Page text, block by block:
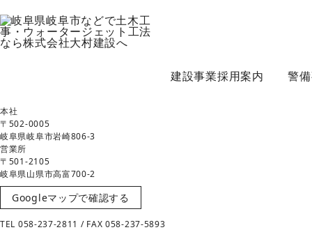
建設事業採用案内 警
本社
〒502-0005
岐阜県岐阜市岩崎806-3
営業所
〒501-2105
岐阜県山県市高富700-2
Googleマップで確認する
TEL 058-237-2811 / FAX 058-237-5893